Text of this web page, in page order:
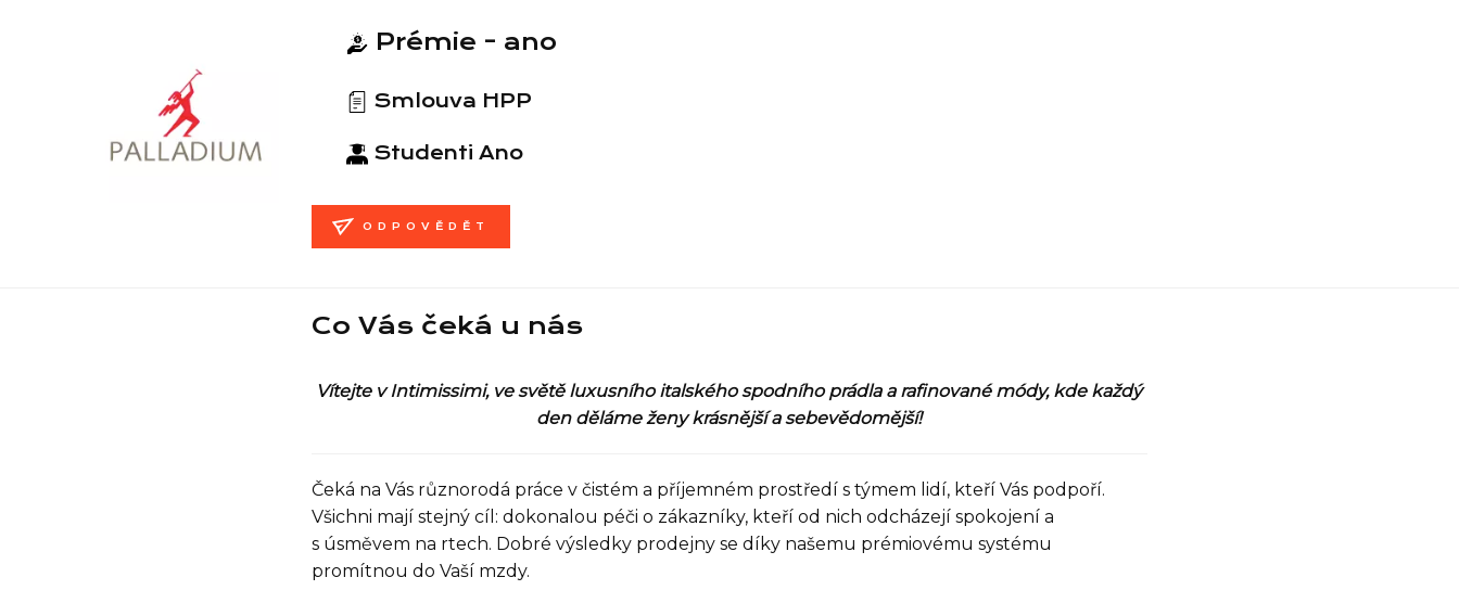
Prémie - ano
Smlouva HPP
Studenti Ano
ODPOVĚDĚT
Co Vás čeká u nás
Vítejte v Intimissimi, ve světě luxusního italského spodního prádla a rafinované módy, kde každý
den děláme ženy krásnější a sebevědomější!
Čeká na Vás různorodá práce v čistém a příjemném prostředí s týmem lidí, kteří Vás podpoří.
Všichni mají stejný cíl: dokonalou péči o zákazníky, kteří od nich odcházejí spokojení a
s úsměvem na rtech. Dobré výsledky prodejny se díky našemu prémiovému systému
promítnou do Vaší mzdy.